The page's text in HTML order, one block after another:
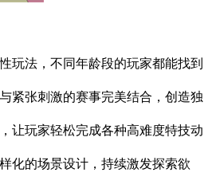
玩法，不同年龄段的玩家都能找到
紧张刺激的赛事完美结合，创造独
让玩家轻松完成各种高难度特技动
化的场景设计，持续激发探索欲